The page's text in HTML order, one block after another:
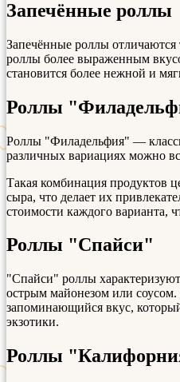
Запечённые роллы
Запечённые роллы отличаются
роллы более выраженным
становится более нежной и
Роллы
Роллы "Филадельфия" —
различных вариациях можно
Такая комбинация продуктов
сыра, что делает их
стоимости каждого варианта,
Роллы "Спайси"
"Спайси" роллы
острым майонезом или
запоминающийся вкус,
экзотики.
Роллы